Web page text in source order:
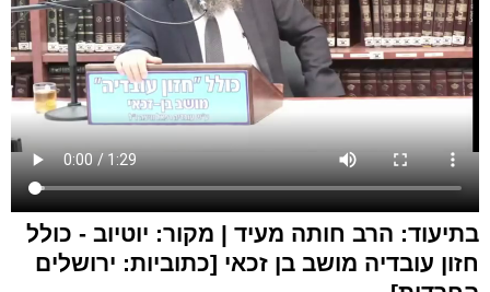
בתיעוד: הרב חותה מעיד | מקור: יוטיוב - כולל
חזון עובדיה מושב בן זכאי [כתוביות: ירושלים